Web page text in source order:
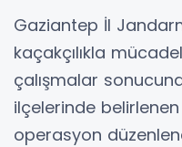
Gaziantep İl
kaçakçılıkla
çalışmalar
ilçelerinde
operasyon